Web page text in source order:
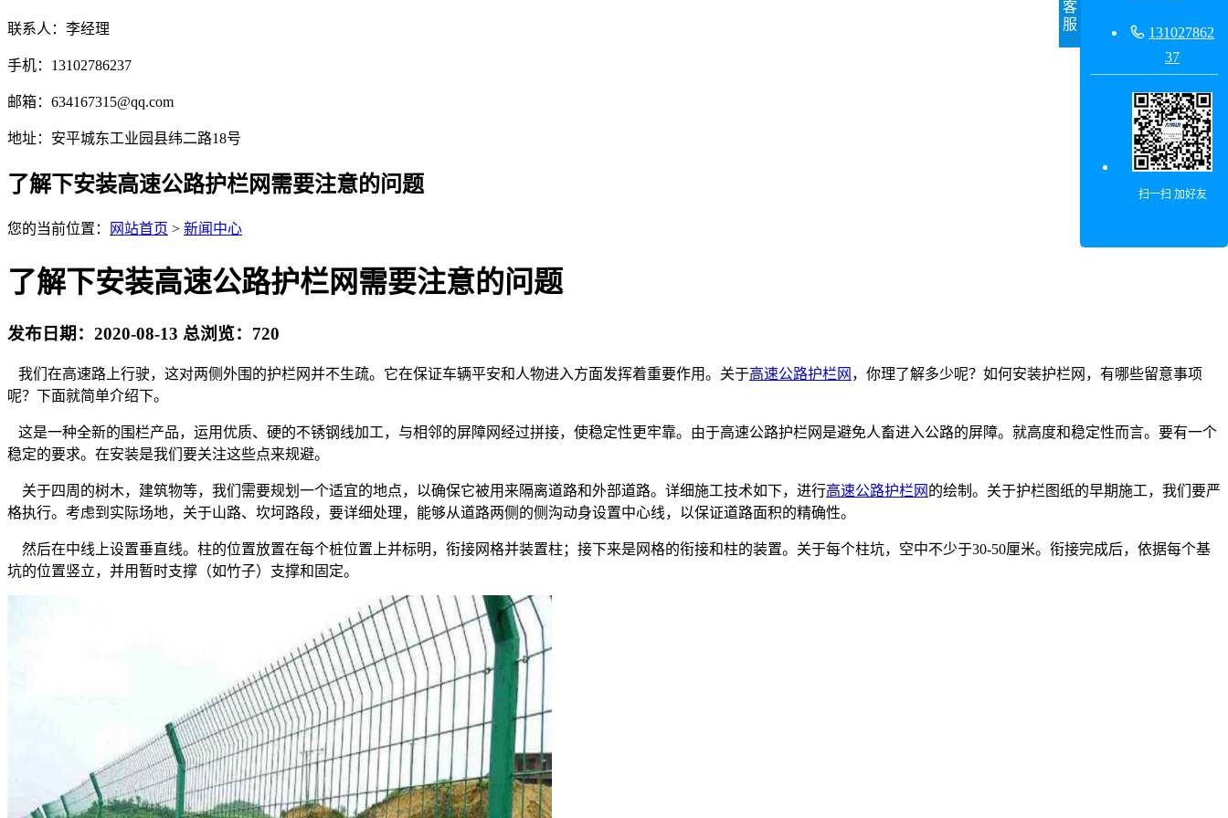
联系人：李经理
手机：13102786237
邮箱：634167315@qq.com
地址：安平城东工业园县纬二路18号
了解下安装高速公路护栏网需要注意的问题
您的当前位置： 网站首页 > 新闻中心
了解下安装高速公路护栏网需要注意的问题
发布日期：2020-08-13 总浏览： 720
我们在高速路上行驶，这对两侧外围的护栏网并不生疏。它在保证车辆平安和人物进入方面发挥着重要作用。关于高速公路护栏网 ，你理了解多少呢？如何安装护栏网，有哪些留意事项
呢？下面就简单介绍下。
这是一种全新的围栏产品，运用优质、硬的不锈钢线加工，与相邻的屏障网经过拼接，使稳定性更牢靠。由于高速公路护栏网是避免人畜进入公路的屏障。就高度和稳定性而言。要有一个
稳定的要求。在安装是我们要关注这些点来规避。
关于四周的树木，建筑物等，我们需要规划一个适宜的地点，以确保它被用来隔离道路和外部道路。详细施工技术如下，进行高速公路护栏网 的绘制。关于护栏图纸的早期施工，我们要严
格执行。考虑到实际场地，关于山路、坎坷路段，要详细处理，能够从道路两侧的侧沟动身设置中心线，以保证道路面积的精确性。
然后在中线上设置垂直线。柱的位置放置在每个桩位置上并标明，衔接网格并装置柱；接下来是网格的衔接和柱的装置。关于每个柱坑，空中不少于30-50厘米。衔接完成后，依据每个基
坑的位置竖立，并用暂时支撑（如竹子）支撑和固定。
客
服
 131027862
37
扫一扫 加好友